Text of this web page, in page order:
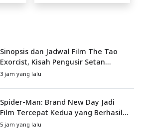
Sinopsis dan Jadwal Film The Tao
Exorcist, Kisah Pengusir Setan
Melawan Kutukan Mematikan
3 jam yang lalu
Spider-Man: Brand New Day Jadi
Film Tercepat Kedua yang Berhasil
Tembus US$1 Miliar
5 jam yang lalu